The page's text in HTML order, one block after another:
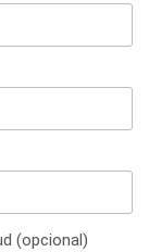
(opcional)